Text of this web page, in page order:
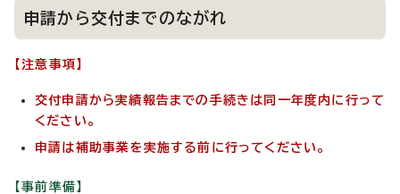
申請から交付までのながれ
【注意事項】
交付申請から実績報告までの手続きは同一年度内に行って
ください。
申請は補助事業を実施する前に行ってください。
【事前準備】